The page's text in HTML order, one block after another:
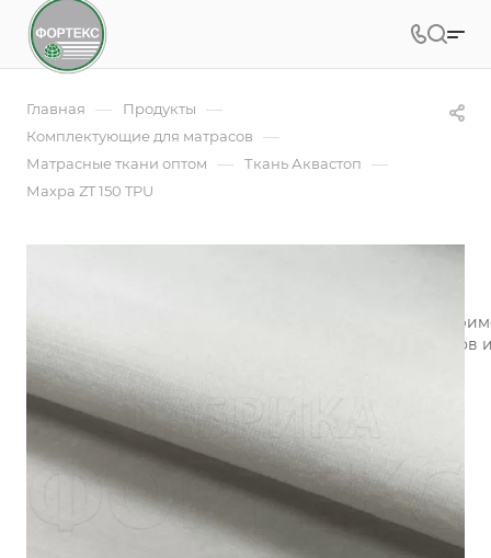
Главная — Продукты —
Комплектующие для матрасов —
Матрасные ткани оптом — Ткань Аквастоп —
Махра ZT 150 TPU
Эластичная, петельчатая, махровая ткань | Мулетон
качестве внутренних технических чехлов для
стороны швейных изделий.
Подробности
Заказать
Задать вопрос
Возможны дополнительные опции